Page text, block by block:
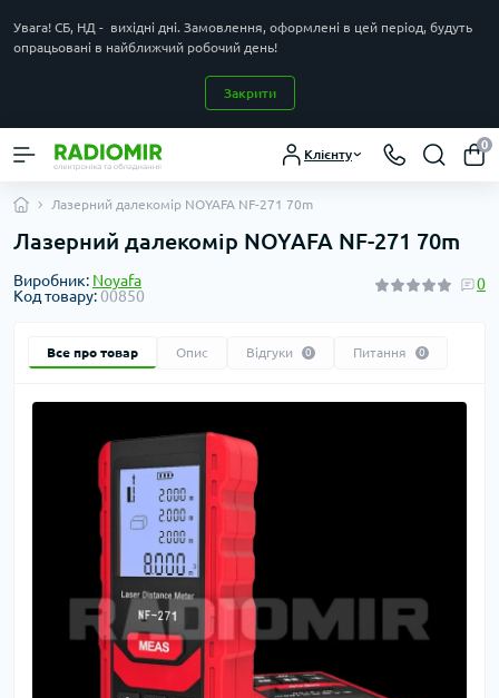
Увага! СБ, НД - вихідні дні. Замовлення, оформлені в цей період, будуть
опрацьовані в найближчий робочий день!
Закрити
Клієнту
0
Лазерний далекомір NOYAFA NF-271 70m
Лазерний далекомір NOYAFA NF-271 70m
Виробник: Noyafa
Код товару:00850
0
Все про товар Опис Відгуки 0 Питання 0